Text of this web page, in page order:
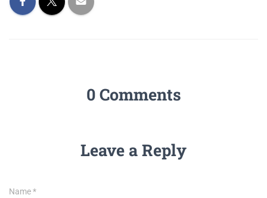
0 Comments
Leave a Reply
Name*